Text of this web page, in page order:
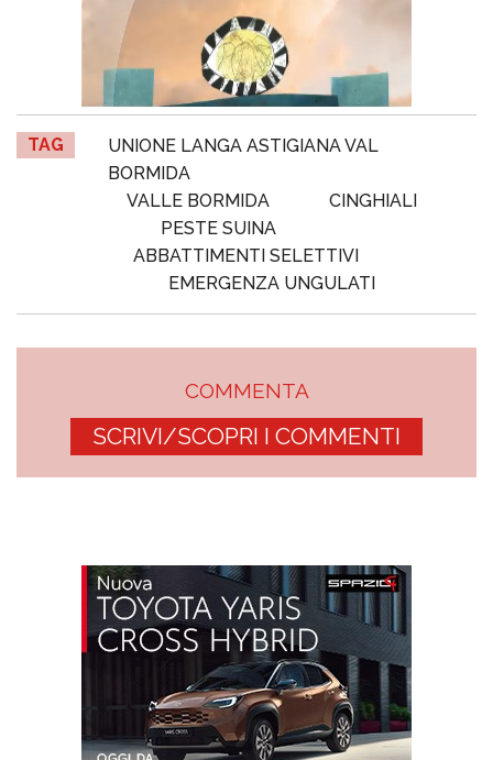
TAG
UNIONE LANGA ASTIGIANA VAL
BORMIDA
VALLE BORMIDA
CINGHIALI
PESTE SUINA
ABBATTIMENTI SELETTIVI
EMERGENZA UNGULATI
COMMENTA
SCRIVI/SCOPRI I COMMENTI